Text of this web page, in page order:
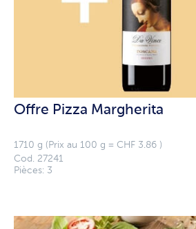
Offre Pizza Margherita
1710 g (Prix au 100 g = CHF 3.86 )
Cod. 27241
Pièces: 3